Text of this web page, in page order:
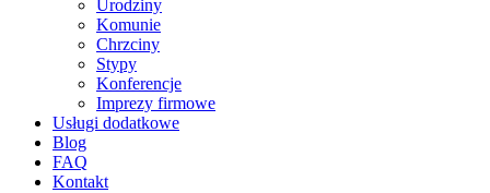
Urodziny
Komunie
Chrzciny
Stypy
Konferencje
Imprezy firmowe
Usługi dodatkowe
Blog
FAQ
Kontakt